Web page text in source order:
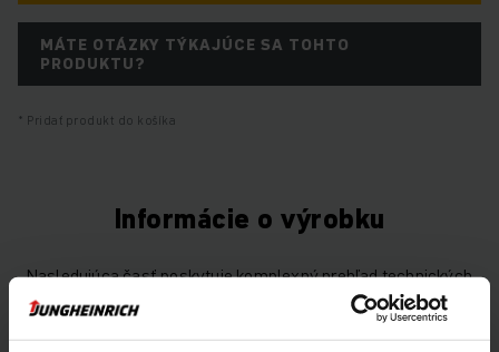
MÁTE OTÁZKY TÝKAJÚCE SA TOHTO
PRODUKTU?
Pridať produkt do košíka
Informácie o výrobku
Nasledujúca časť poskytuje komplexný prehľad technických
špecifikácií a vybavenia vozidla.